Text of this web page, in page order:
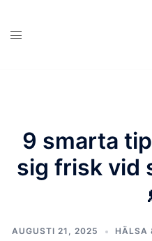
9 smarta
sig frisk vid
AUGUSTI 21, 2025 HÄLSA